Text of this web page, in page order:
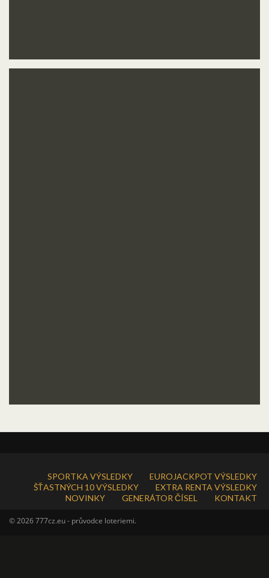
SPORTKA VÝSLEDKY
EUROJACKPOT VÝSLEDKY
ŠŤASTNÝCH 10 VÝSLEDKY
EXTRA RENTA VÝSLEDKY
NOVINKY
GENERÁTOR ČÍSEL KONTAKT
© 2026 777cz.eu - průvodce loteriemi.